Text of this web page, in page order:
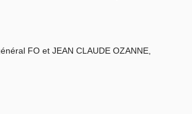
FO et JEAN CLAUDE OZANNE,